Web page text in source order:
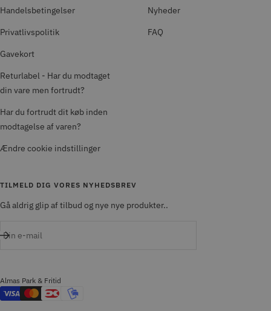
Handelsbetingelser
Privatlivspolitik
Gavekort
Returlabel - Har du modtaget
din vare men fortrudt?
Har du fortrudt dit køb inden
modtagelse af varen?
Ændre cookie indstillinger
Nyheder
FAQ
TILMELD DIG VORES NYHEDSBREV
Gå aldrig glip af tilbud og nye nye produkter..
Din e-mail
Almas Park & Fritid